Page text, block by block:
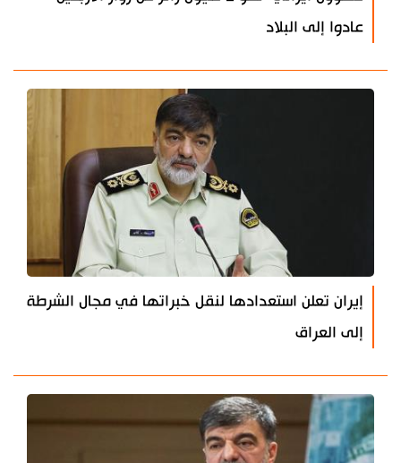
عادوا إلى البلاد
إيران تعلن استعدادها لنقل خبراتها في مجال الشرطة
إلى العراق